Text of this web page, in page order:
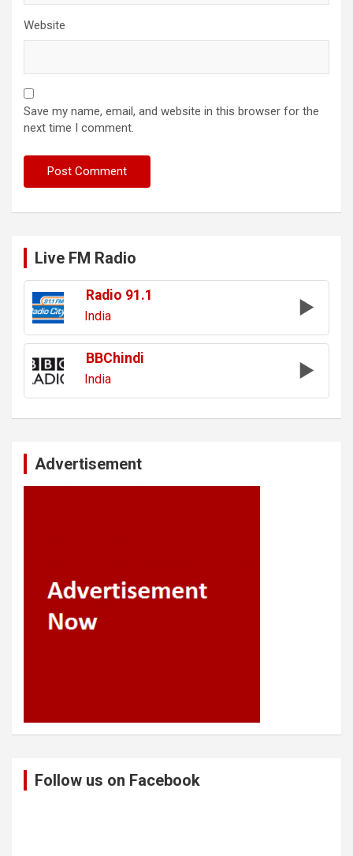
Website
Save my name, email, and website in this browser for the
next time I comment.
Live FM Radio
Radio 91.1
India
BBChindi
India
Advertisement
Follow us on Facebook